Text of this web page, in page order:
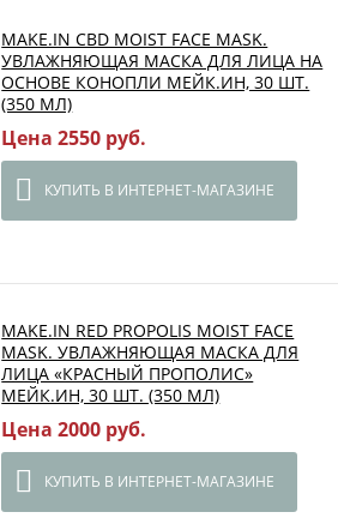
MAKE.IN CBD MOIST FACE MASK.
УВЛАЖНЯЮЩАЯ МАСКА ДЛЯ ЛИЦА НА
ОСНОВЕ КОНОПЛИ МЕЙК.ИН, 30 ШТ.
(350 МЛ)
Цена 2550 руб.
КУПИТЬ В ИНТЕРНЕТ-МАГАЗИНЕ
MAKE.IN RED PROPOLIS MOIST FACE
MASK. УВЛАЖНЯЮЩАЯ МАСКА ДЛЯ
ЛИЦА «КРАСНЫЙ ПРОПОЛИС»
МЕЙК.ИН, 30 ШТ. (350 МЛ)
Цена 2000 руб.
КУПИТЬ В ИНТЕРНЕТ-МАГАЗИНЕ